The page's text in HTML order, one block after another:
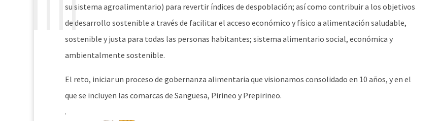
su sistema agroalimentario) para revertir índices de despoblación; así como contribuir a los objetivos
de desarrollo sostenible a través de facilitar el acceso económico y físico a alimentación saludable,
sostenible y justa para todas las personas habitantes; sistema alimentario social, económica y
ambientalmente sostenible.
El reto, iniciar un proceso de gobernanza alimentaria que visionamos consolidado en 10 años, y en el
que se incluyen las comarcas de Sangüesa, Pirineo y Prepirineo.
.